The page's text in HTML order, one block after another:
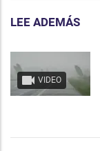
LEE ADEMÁS
VIDEO